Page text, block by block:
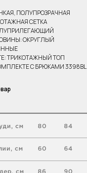
ПОЛУПРОЗРАЧНАЯ
СЕТКА
ОКРУГЛЫЙ
ТРИКОТАЖНЫЙ ТОП
С БРЮКАМИ 3398BL